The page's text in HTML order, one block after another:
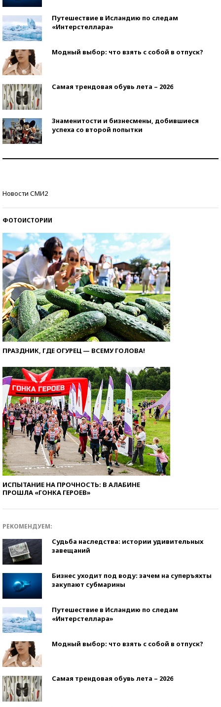
Путешествие в Исландию по следам
«Интерстеллара»
Модный выбор: что взять с собой в отпуск?
Самая трендовая обувь лета – 2026
Знаменитости и бизнесмены, добившиеся
успеха со второй попытки
Новости СМИ2
ФОТОИСТОРИИ
ПРАЗДНИК, ГДЕ ОГУРЕЦ — ВСЕМУ ГОЛОВА!
ИСПЫТАНИЕ НА ПРОЧНОСТЬ: В АЛАБИНЕ
ПРОШЛА «ГОНКА ГЕРОЕВ»
РЕКОМЕНДУЕМ:
Судьба наследства: истории удивительных
завещаний
Бизнес уходит под воду: зачем на суперъяхты
закупают субмарины
Путешествие в Исландию по следам
«Интерстеллара»
Модный выбор: что взять с собой в отпуск?
Самая трендовая обувь лета – 2026